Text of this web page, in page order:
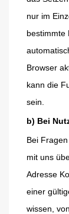
nur im
bestimmte
Browser
kann die
sein.
b) Bei
Bei
mit uns
Adresse
einer
wissen,